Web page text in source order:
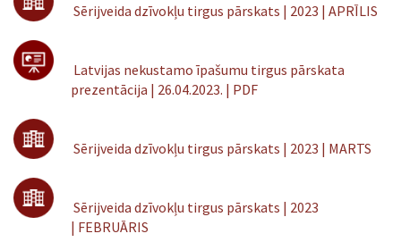
Sērijveida dzīvokļu tirgus pārskats | 2023 | APRĪLIS
Latvijas nekustamo īpašumu tirgus pārskata
prezentācija | 26.04.2023. | PDF
Sērijveida dzīvokļu tirgus pārskats | 2023 | MARTS
Sērijveida dzīvokļu tirgus pārskats | 2023
| FEBRUĀRIS